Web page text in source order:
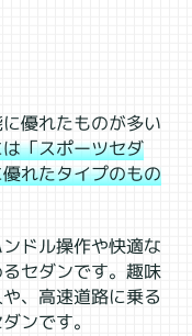
優れたものが多い
「スポーツセダ
れたタイプのもの
ドル操作や快適な
セダンです。趣味
、高速道路に乗る
ンです。